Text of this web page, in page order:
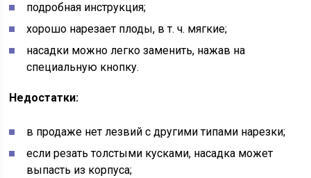
подробная инструкция;
хорошо нарезает плоды, в т. ч. мягкие;
насадки можно легко заменить, нажав на
специальную кнопку.
Недостатки:
в продаже нет лезвий с другими типами нарезки;
если резать толстыми кусками, насадка может
выпасть из корпуса;